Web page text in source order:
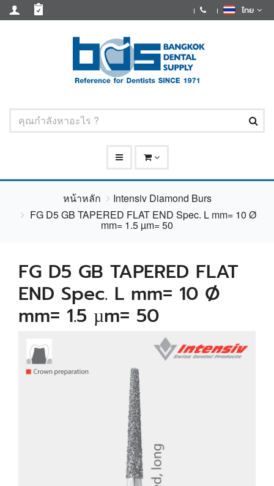
ไทย
หน้าหลัก
Intensiv Diamond Burs
FG D5 GB TAPERED FLAT END Spec. L mm= 10 Ø
mm= 1.5 µm= 50
FG D5 GB TAPERED FLAT
END Spec. L mm= 10 Ø
mm= 1.5 µm= 50